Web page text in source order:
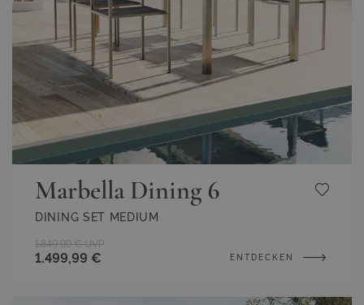
Marbella Dining 6
DINING SET MEDIUM
1.499,99 €
1.849,99 € UVP
ENTDECKEN